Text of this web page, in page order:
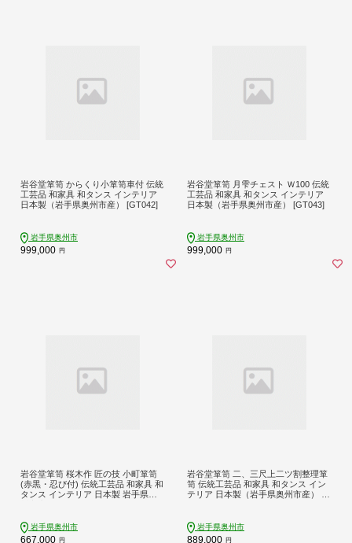
岩谷堂箪笥 からくり小箪笥車付 伝統
工芸品 和家具 和タンス インテリア
日本製（岩手県奥州市産） [GT042]
岩手県奥州市
999,000 円
岩谷堂箪笥 月雫チェスト Ｗ100 伝統
工芸品 和家具 和タンス インテリア
日本製（岩手県奥州市産） [GT043]
岩手県奥州市
999,000 円
岩谷堂箪笥 桜木作 匠の技 小町箪笥
(赤黒・忍び付) 伝統工芸品 和家具 和
タンス インテリア 日本製 岩手県奥
岩手県奥州市
667,000 円
岩谷堂箪笥 二、三尺上二ツ割整理箪
笥 伝統工芸品 和家具 和タンス イン
テリア 日本製（岩手県奥州市産） [G
岩手県奥州市
889,000 円